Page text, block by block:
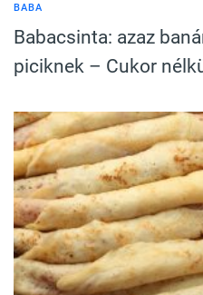
BABA
Babacsinta: azaz
piciknek – Cukor